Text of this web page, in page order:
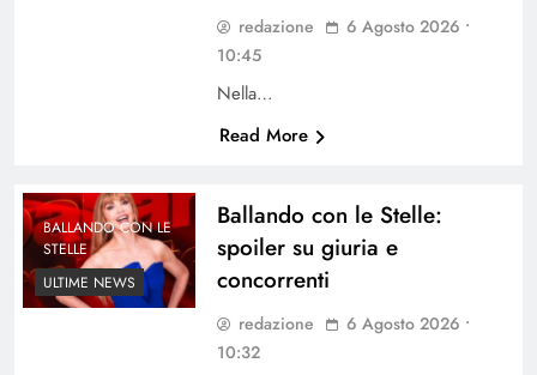
redazione
6 Agosto 2026 •
10:45
Nella…
Read More
BALLANDO CON LE
STELLE
ULTIME NEWS
Ballando con le Stelle:
spoiler su giuria e
concorrenti
redazione
6 Agosto 2026 •
10:32